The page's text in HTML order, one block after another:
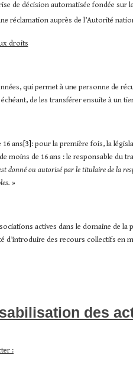
de décision automatisée fondée sur
réclamation auprès de l’Autorité
droits
qui permet à une personne de
de les transférer ensuite à un
ans [3] : pour la première fois, la
moins de 16 ans : le responsable du
donné ou autorisé par le titulaire de la
»
actives dans le domaine de
d’introduire des recours collectifs en
des
: